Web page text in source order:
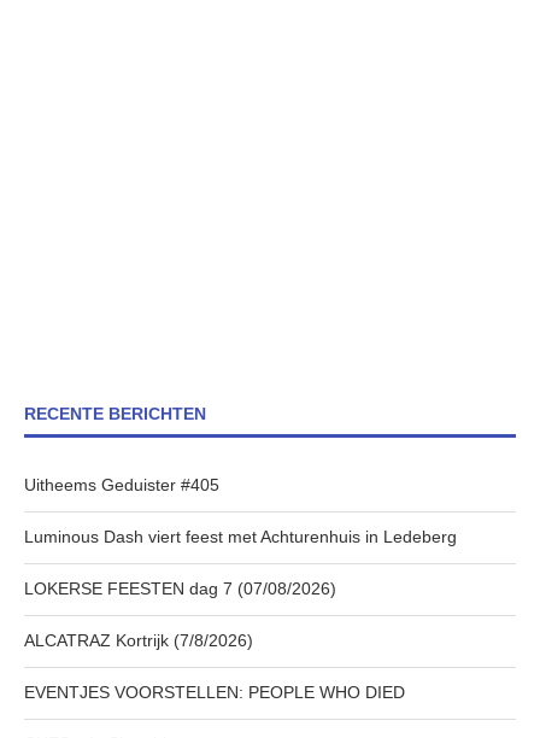
RECENTE BERICHTEN
Uitheems Geduister #405
Luminous Dash viert feest met Achturenhuis in Ledeberg
LOKERSE FEESTEN dag 7 (07/08/2026)
ALCATRAZ Kortrijk (7/8/2026)
EVENTJES VOORSTELLEN: PEOPLE WHO DIED